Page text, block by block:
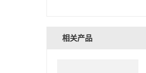
相关产品